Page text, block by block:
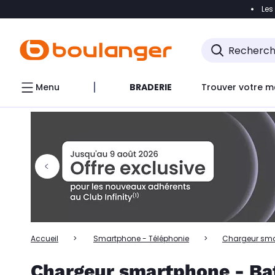
Accéder
Accéder directement au chatbot
Menu BRADERIE Trouver votre
Accueil Smartphone - Téléphonie Chargeur